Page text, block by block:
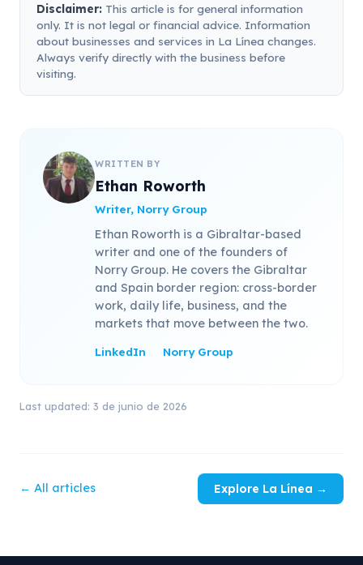
Disclaimer: This article is for general information
only. It is not legal or financial advice. Information
about businesses and services in La Línea changes.
Always verify directly with the business before
visiting.
WRITTEN BY
Ethan Roworth
Writer, Norry Group
Ethan Roworth is a Gibraltar-based
writer and one of the founders of
Norry Group. He covers the Gibraltar
and Spain border region: cross-border
work, daily life, business, and the
markets that move between the two.
LinkedIn Norry Group
Last updated: 3 de junio de 2026
← All articles Explore La Línea →